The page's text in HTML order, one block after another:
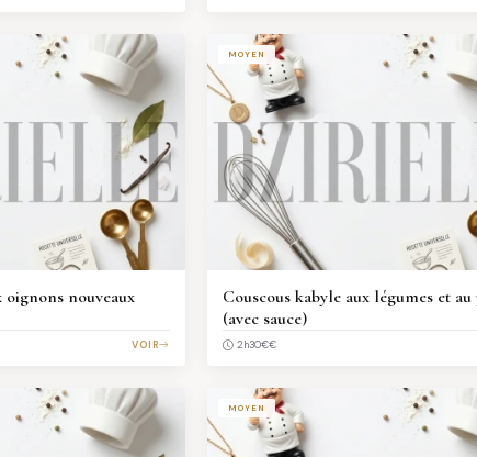
oignons nouveaux
VOIR
MOYEN
Couscous kabyle aux légumes et
(avec sauce)
2h30€€
MOYEN